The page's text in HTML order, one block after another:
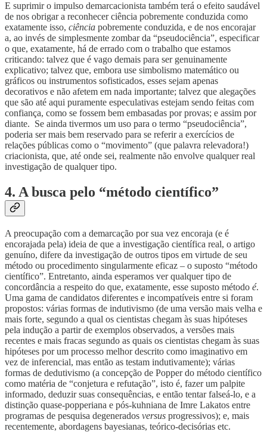
E suprimir o impulso demarcacionista também terá o efeito saudável
de nos obrigar a reconhecer ciência pobremente conduzida como
exatamente isso, ciência pobremente conduzida, e de nos encorajar
a, ao invés de simplesmente zombar da “pseudociência”, especificar
o que, exatamente, há de errado com o trabalho que estamos
criticando: talvez que é vago demais para ser genuinamente
explicativo; talvez que, embora use simbolismo matemático ou
gráficos ou instrumentos sofisticados, esses sejam apenas
decorativos e não afetem em nada importante; talvez que alegações
que são até aqui puramente especulativas estejam sendo feitas com
confiança, como se fossem bem embasadas por provas; e assim por
diante. Se ainda tivermos um uso para o termo “pseudociência”,
poderia ser mais bem reservado para se referir a exercícios de
relações públicas como o “movimento” (que palavra relevadora!)
criacionista, que, até onde sei, realmente não envolve qualquer real
investigação de qualquer tipo.
4. A busca pelo “método científico”
A preocupação com a demarcação por sua vez encoraja (e é
encorajada pela) ideia de que a investigação científica real, o artigo
genuíno, difere da investigação de outros tipos em virtude de seu
método ou procedimento singularmente eficaz – o suposto “método
científico”. Entretanto, ainda esperamos ver qualquer tipo de
concordância a respeito do que, exatamente, esse suposto método é.
Uma gama de candidatos diferentes e incompatíveis entre si foram
propostos: várias formas de indutivismo (de uma versão mais velha e
mais forte, segundo a qual os cientistas chegam às suas hipóteses
pela indução a partir de exemplos observados, a versões mais
recentes e mais fracas segundo as quais os cientistas chegam às suas
hipóteses por um processo melhor descrito como imaginativo em
vez de inferencial, mas então as testam indutivamente); várias
formas de dedutivismo (a concepção de Popper do método científico
como matéria de “conjetura e refutação”, isto é, fazer um palpite
informado, deduzir suas consequências, e então tentar falseá-lo, e a
distinção quase-popperiana e pós-kuhniana de Imre Lakatos entre
programas de pesquisa degenerados versus progressivos); e, mais
recentemente, abordagens bayesianas, teórico-decisórias etc.